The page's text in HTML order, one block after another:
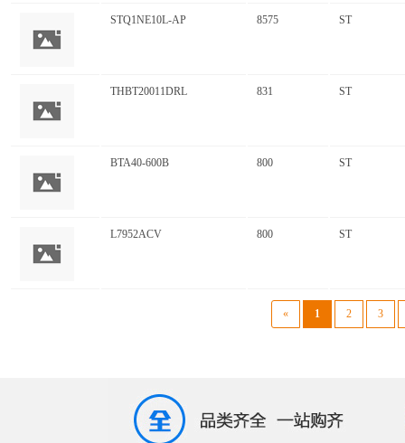
STQ1NE10L-AP 8575 ST
THBT20011DRL 831 ST
BTA40-600B 800 ST
L7952ACV 800 ST
« 1 2 3